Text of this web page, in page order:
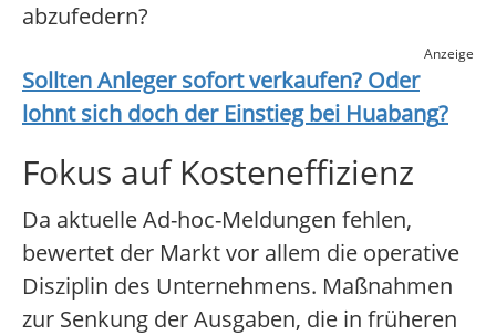
abzufedern?
Anzeige
Sollten Anleger sofort verkaufen? Oder
lohnt sich doch der Einstieg bei Huabang?
Fokus auf Kosteneffizienz
Da aktuelle Ad-hoc-Meldungen fehlen,
bewertet der Markt vor allem die operative
Disziplin des Unternehmens. Maßnahmen
zur Senkung der Ausgaben, die in früheren